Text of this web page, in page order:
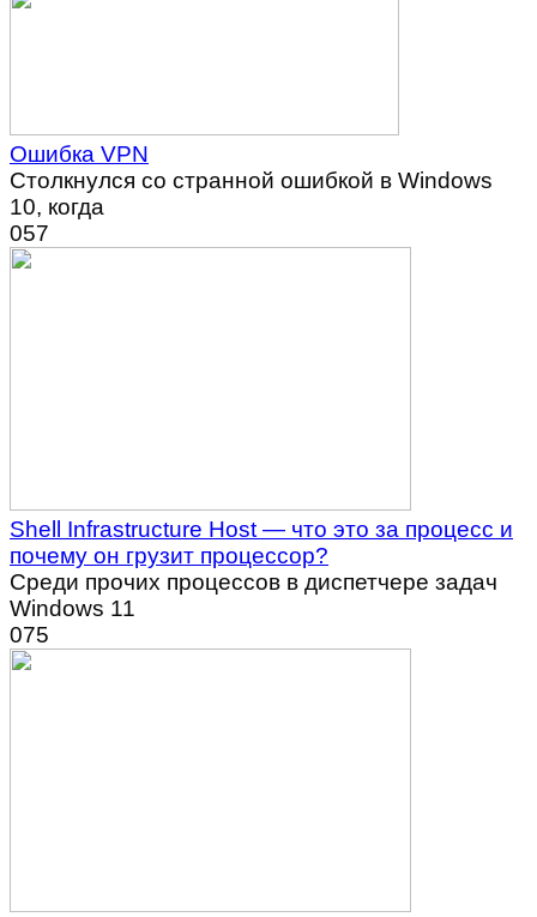
Ошибка VPN
Столкнулся со странной ошибкой в Windows
10, когда
057
Shell Infrastructure Host — что это за процесс и
почему он грузит процессор?
Среди прочих процессов в диспетчере задач
Windows 11
075